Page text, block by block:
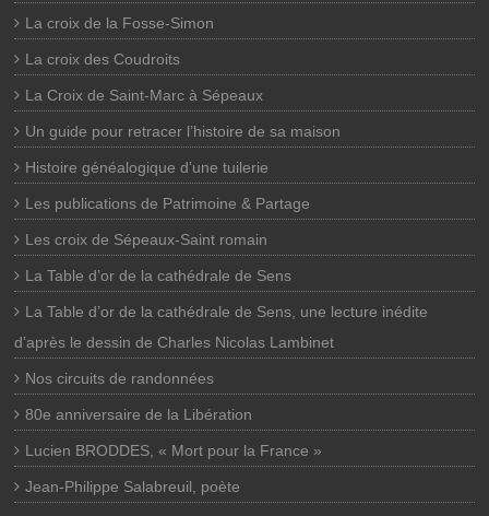
La croix de la Fosse-Simon
La croix des Coudroits
La Croix de Saint-Marc à Sépeaux
Un guide pour retracer l’histoire de sa maison
Histoire généalogique d’une tuilerie
Les publications de Patrimoine & Partage
Les croix de Sépeaux-Saint romain
La Table d’or de la cathédrale de Sens
La Table d’or de la cathédrale de Sens, une lecture inédite
d’après le dessin de Charles Nicolas Lambinet
Nos circuits de randonnées
80e anniversaire de la Libération
Lucien BRODDES, « Mort pour la France »
Jean-Philippe Salabreuil, poète